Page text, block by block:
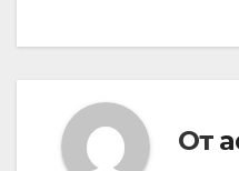
От